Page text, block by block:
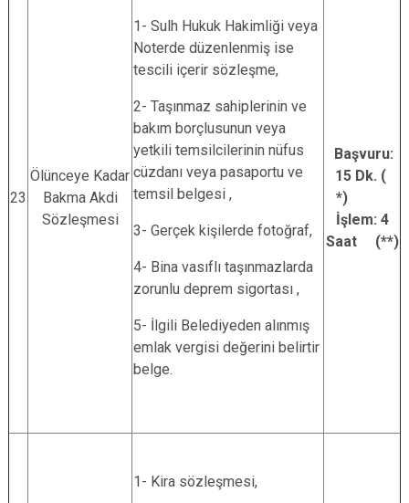
23
Ölünceye Kadar
Bakma Akdi
Sözleşmesi
1- Sulh Hukuk Hakimliği veya
Noterde düzenlenmiş ise
tescili içerir sözleşme,
2- Taşınmaz sahiplerinin ve
bakım borçlusunun veya
yetkili temsilcilerinin nüfus
cüzdanı veya pasaportu ve
temsil belgesi ,
3- Gerçek kişilerde fotoğraf,
4- Bina vasıflı taşınmazlarda
zorunlu deprem sigortası ,
5- İlgili Belediyeden alınmış
emlak vergisi değerini belirtir
belge.
Başvuru:
15 Dk. (
*)
İşlem: 4
Saat (**)
1- Kira sözleşmesi,